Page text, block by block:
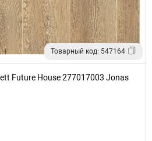
Товарный код: 547164
Future House 277017003 Jonas